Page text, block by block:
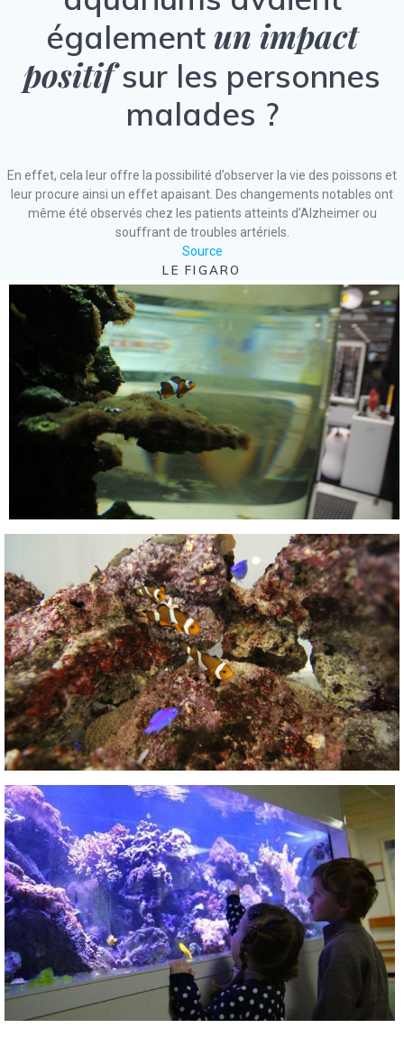
également un impact
positifsur les personnes
malades ?
En effet, cela leur offre la possibilité d’observer la vie des poissons et
leur procure ainsi un effet apaisant. Des changements notables ont
même été observés chez les patients atteints d’Alzheimer ou
souffrant de troubles artériels.
Source
LE FIGARO